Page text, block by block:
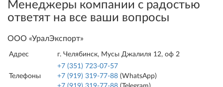
Менеджеры компании с радостью
ответят на все ваши вопросы
ООО «УралЭкспорт»
Адрес г. Челябинск, Мусы Джалиля 12, оф 2
Телефоны
+7 (351) 723-07-57
+7 (919) 319-77-88 (WhatsApp)